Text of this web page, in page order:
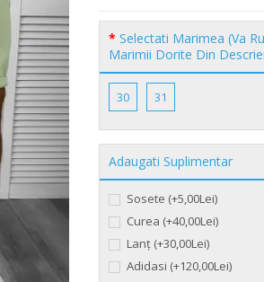
Selectati Marimea (Va
Marimii Dorite Din
30 31
Adaugati Suplimentar
Sosete (+5,00Lei)
Curea (+40,00Lei)
Lanț (+30,00Lei)
Adidasi (+120,00Lei)